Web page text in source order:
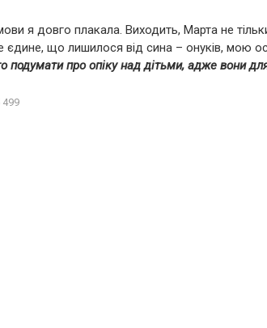
я довго плакала. Виходить, Марта не
єдине, що лишилося від сина – онуків, мою
подумати про опіку над дітьми, адже вони
499